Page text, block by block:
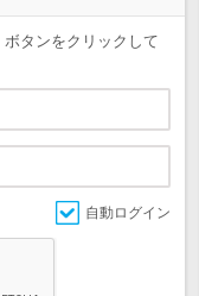
タンをクリックして
自動ログイン